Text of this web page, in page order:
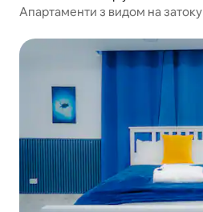
Апартаменти з видом на